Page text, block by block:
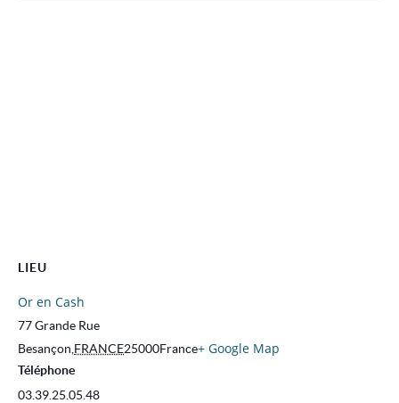
LIEU
Or en Cash
77 Grande Rue
Besançon FRANCE25000France+ Google Map
Téléphone
03.39.25.05.48